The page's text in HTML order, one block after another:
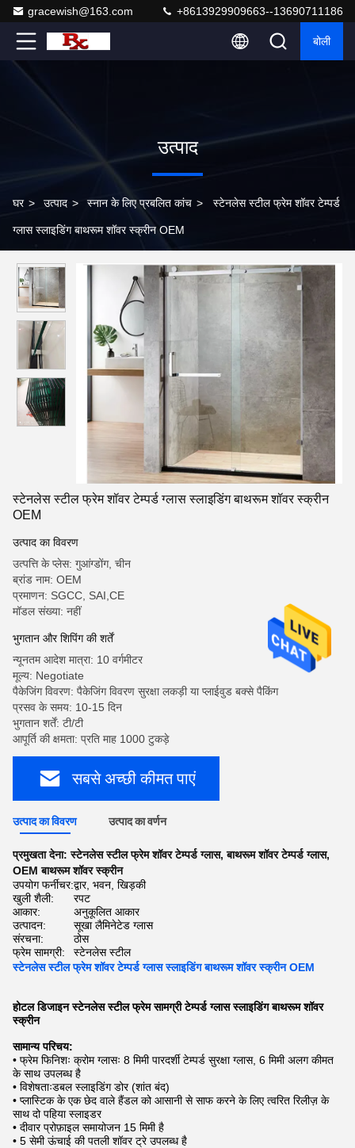
gracewish@163.com +8613929909663--13690711186
बोली
उत्पाद
घर > उत्पाद > स्नान के लिए प्रबलित कांच > स्टेनलेस स्टील फ्रेम शॉवर टेम्पर्ड
ग्लास स्लाइडिंग बाथरूम शॉवर स्क्रीन OEM
स्टेनलेस स्टील फ्रेम शॉवर टेम्पर्ड ग्लास स्लाइडिंग बाथरूम शॉवर स्क्रीन
OEM
उत्पाद का विवरण
उत्पत्ति के प्लेस: गुआंग्डोंग, चीन
ब्रांड नाम: OEM
प्रमाणन: SGCC, SAI,CE
मॉडल संख्या: नहीं
भुगतान और शिपिंग की शर्तें
न्यूनतम आदेश मात्रा: 10 वर्गमीटर
मूल्य: Negotiate
पैकेजिंग विवरण: पैकेजिंग विवरण सुरक्षा लकड़ी या प्लाईवुड बक्से पैकिंग
प्रसव के समय: 10-15 दिन
भुगतान शर्तें: टी/टी
आपूर्ति की क्षमता: प्रति माह 1000 टुकड़े
सबसे अच्छी कीमत पाएं
उत्पाद का विवरण उत्पाद का वर्णन
प्रमुखता देना:स्टेनलेस स्टील फ्रेम शॉवर टेम्पर्ड ग्लास,बाथरूम शॉवर टेम्पर्ड ग्लास,
OEM बाथरूम शॉवर स्क्रीन
उपयोग फर्नीचर:द्वार, भवन, खिड़की
खुली शैली:
रपट
आकार:
अनुकूलित आकार
उत्पादन:
सूखा लैमिनेटेड ग्लास
संरचना:
ठोस
फ्रेम सामग्री:
स्टेनलेस स्टील
स्टेनलेस स्टील फ्रेम शॉवर टेम्पर्ड ग्लास स्लाइडिंग बाथरूम शॉवर स्क्रीन OEM
होटल डिजाइन स्टेनलेस स्टील फ्रेम सामग्री टेम्पर्ड ग्लास स्लाइडिंग बाथरूम शॉवर
स्क्रीन
सामान्य परिचय:
• फ्रेम फिनिशः क्रोम ग्लासः 8 मिमी पारदर्शी टेम्पर्ड सुरक्षा ग्लास, 6 मिमी अलग कीमत
के साथ उपलब्ध है
• विशेषताःडबल स्लाइडिंग डोर (शांत बंद)
• प्लास्टिक के एक छेद वाले हैंडल को आसानी से साफ करने के लिए त्वरित रिलीज़ के
साथ दो पहिया स्लाइडर
• दीवार प्रोफ़ाइल समायोजन 15 मिमी है
• 5 सेमी ऊंचाई की पतली शॉवर ट्रे उपलब्ध है